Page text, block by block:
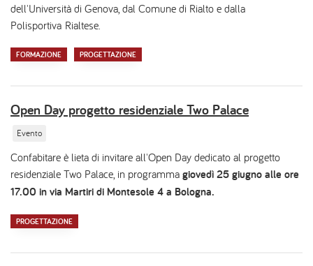
dell'Università di Genova, dal Comune di Rialto e dalla
Polisportiva Rialtese.
FORMAZIONE PROGETTAZIONE
Open Day progetto residenziale Two Palace
Evento
Confabitare è lieta di invitare all'Open Day dedicato al progetto
residenziale Two Palace, in programma giovedì 25 giugno alle ore
17.00 in via Martiri di Montesole 4 a Bologna.
PROGETTAZIONE